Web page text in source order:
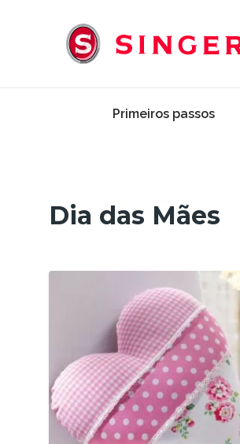
Primeiros passos
Dia das Mães